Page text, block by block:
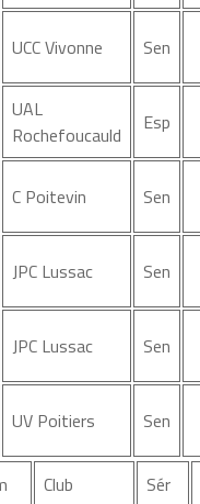
UCC Vivonne Sen
UAL
Rochefoucauld
Esp
C Poitevin Sen
JPC Lussac Sen
JPC Lussac Sen
UV Poitiers Sen
Club
Sér